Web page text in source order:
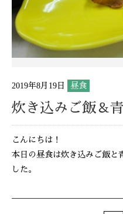
2019年8月19日 昼食
炊き込みご飯＆
こんにちは！
本日の昼食は炊き込みご飯と
した。